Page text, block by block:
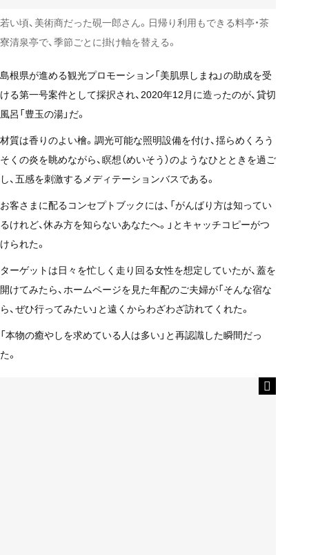
若い頃、美術商だった硯一郎さん。日帰り利用もできる料亭・茶
寮清泉亭で、季節ごとに掛け軸を替える。
島根県が進める観光プロモーション「美肌県しまね」の助成を受
ける第一号案件として採択され、2020年12月に造ったのが、貸切
風呂「豊玉の湯」だ。
材質は香りのよい檜。調光可能な照明設備を付け、揺らめくろう
そくの炎を眺めながら、瞑想（めいそう）のようなひとときを過ご
し、五感を刺激するメディテーションバスである。
お客さまに配るコンセプトブックには、「がんばり方は知ってい
るけれど、休み方を知らないあなたへ。」とキャッチコピーがつ
けられた。
ターゲットは日々を忙しく走り回る女性を想定していたが、蓋を
開けてみたら、ホームページを見た年配のご夫婦が「そんな宿な
ら、ぜひ行ってみたい」と遠くからわざわざ訪れてくれた。
「本物の癒やしを求めている人は多い」と再認識した瞬間だっ
た。